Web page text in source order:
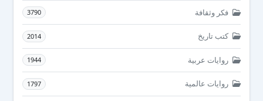
فكر وثقافة 3790
كتب تاريخ 2014
روايات عربية 1944
روايات عالمية 1797